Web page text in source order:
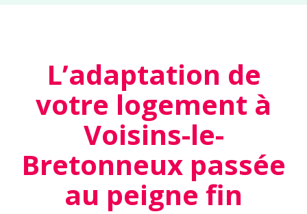
L’adaptation de
votre logement à
Voisins-le-
Bretonneux passée
au peigne fin